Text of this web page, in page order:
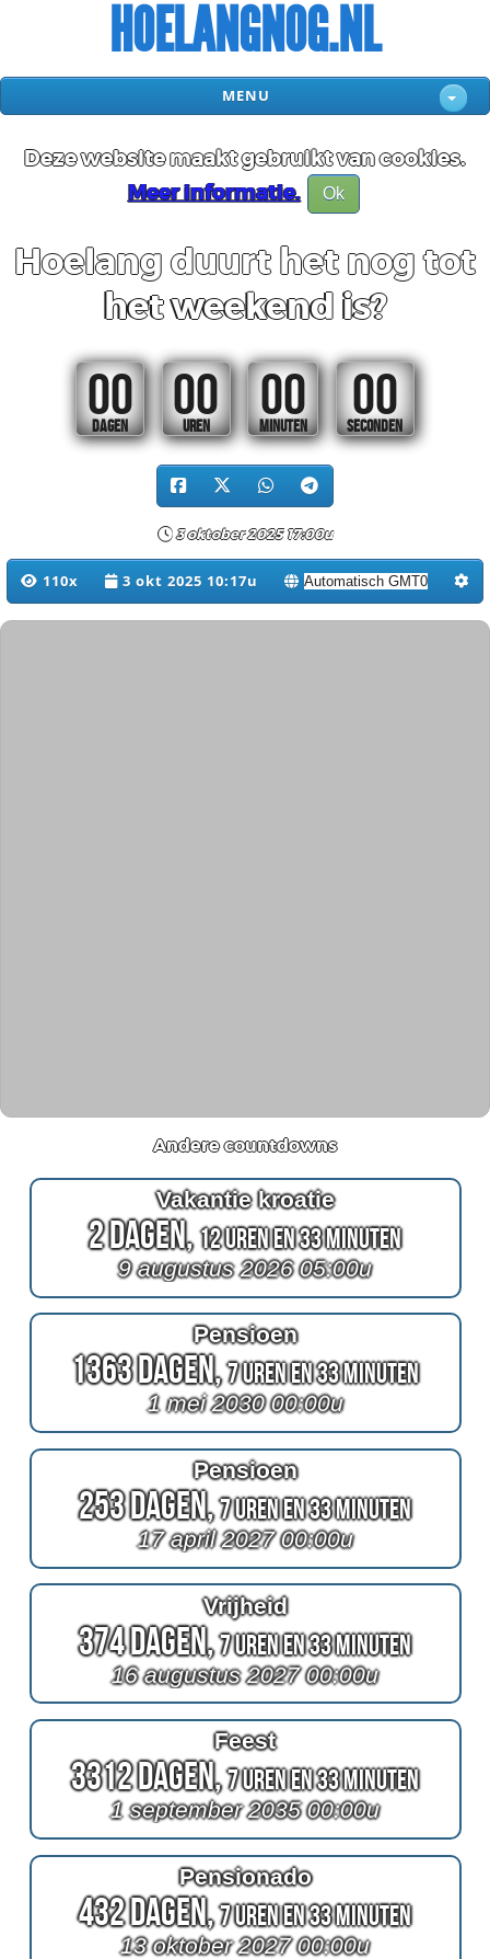
HOELANGNOG.NL
MENU
Deze website maakt gebruikt van cookies.
Meer informatie.
Ok
Hoelang duurt het nog tot
het weekend is?
00
DAGEN
00
UREN
00
MINUTEN
00
SECONDEN
3 oktober 2025 17:00u
110x 3 okt 2025 10:17u
Andere countdowns
Vakantie kroatie
2 Dagen,12 Uren en 33 Minuten
9 augustus 2026 05:00u
Pensioen
1363 Dagen,7 Uren en 33 Minuten
1 mei 2030 00:00u
Pensioen
253 Dagen,7 Uren en 33 Minuten
17 april 2027 00:00u
Vrijheid
374 Dagen,7 Uren en 33 Minuten
16 augustus 2027 00:00u
Feest
3312 Dagen,7 Uren en 33 Minuten
1 september 2035 00:00u
Pensionado
432 Dagen,7 Uren en 33 Minuten
13 oktober 2027 00:00u